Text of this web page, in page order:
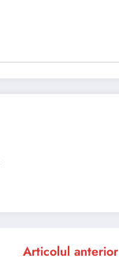
Articolul anterior